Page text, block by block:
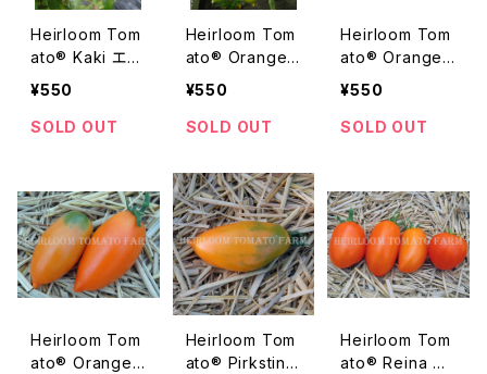
Heirloom Tom
ato® Kaki エア
ルームトマト・カ
¥550
SOLD OUT
Heirloom Tom
ato® Orange
Banana エアル
レンジ・バナナ
¥550
SOLD OUT
Heirloom Tom
ato® Orange I
cicle エアルー
ジ・アイスクル
¥550
SOLD OUT
Heirloom Tom
ato® Orange
Heirloom Tom
ato® Pirkstine
Heirloom Tom
ato® Reina エ